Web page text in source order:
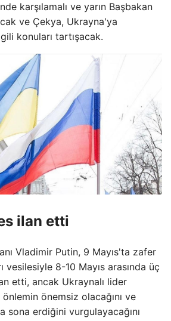
karşılamalı ve yarın Başbakan
ve Çekya, Ukrayna'ya
konuları tartışacak.
ilan etti
Vladimir Putin, 9 Mayıs'ta zafer
vesilesiyle 8-10 Mayıs arasında üç
etti, ancak Ukraynalı lider
önemsiz olacağını ve
sona erdiğini vurgulayacağını